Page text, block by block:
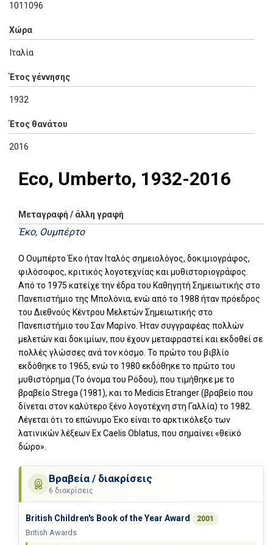
1011096
Χώρα
Ιταλία
Έτος γέννησης
1932
Έτος θανάτου
2016
Eco, Umberto, 1932-2016
Μεταγραφή / άλλη γραφή
Έκο, Ουμπέρτο
Ο Ουμπέρτο Έκο ήταν Ιταλός σημειολόγος, δοκιμιογράφος,
φιλόσοφος, κριτικός λογοτεχνίας και μυθιστοριογράφος.
Από το 1975 κατείχε την έδρα του Καθηγητή Σημειωτικής στο
Πανεπιστήμιο της Μπολόνια, ενώ από το 1988 ήταν πρόεδρος
του Διεθνούς Κέντρου Μελετών Σημειωτικής στο
Πανεπιστήμιο του Σαν Μαρίνο. Ήταν συγγραφέας πολλών
μελετών και δοκιμίων, που έχουν μεταφραστεί και εκδοθεί σε
πολλές γλώσσες ανά τον κόσμο. Το πρώτο του βιβλίο
εκδόθηκε το 1965, ενώ το 1980 εκδόθηκε το πρώτο του
μυθιστόρημα (Το όνομα του Ρόδου), που τιμήθηκε με το
βραβείο Strega (1981), και το Medicis Etranger (βραβείο που
δίνεται στον καλύτερο ξένο λογοτέχνη στη Γαλλία) το 1982.
Λέγεται ότι το επώνυμο Έκο είναι το αρκτικόλεξο των
λατινικών λέξεων Ex Caelis Oblatus, που σημαίνει «θεϊκό
δώρο».
Βραβεία / διακρίσεις
6 διακρίσεις
British Children's Book of the Year Award 2001
British Awards